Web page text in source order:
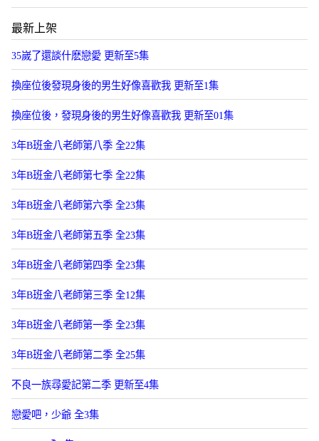
最新上架
35嵗了還談什麽戀愛 更新至5集
換座位後發現身後的男生好像喜歡我 更新至1集
換座位後，發現身後的男生好像喜歡我 更新至01集
3年B班金八老師第八季 全22集
3年B班金八老師第七季 全22集
3年B班金八老師第六季 全23集
3年B班金八老師第五季 全23集
3年B班金八老師第四季 全23集
3年B班金八老師第三季 全12集
3年B班金八老師第一季 全23集
3年B班金八老師第二季 全25集
不良一族尋愛記第二季 更新至4集
戀愛吧，少爺 全3集